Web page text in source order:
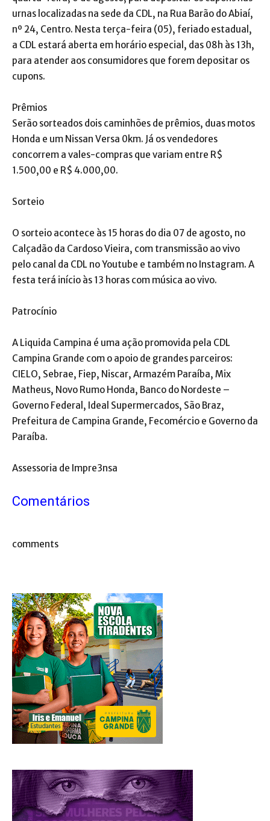
urnas localizadas na sede da CDL, na Rua Barão do Abiaí,
nº 24, Centro. Nesta terça-feira (05), feriado estadual,
a CDL estará aberta em horário especial, das 08h às 13h,
para atender aos consumidores que forem depositar os
cupons.
Prêmios
Serão sorteados dois caminhões de prêmios, duas motos
Honda e um Nissan Versa 0km. Já os vendedores
concorrem a vales-compras que variam entre R$
1.500,00 e R$ 4.000,00.
Sorteio
O sorteio acontece às 15 horas do dia 07 de agosto, no
Calçadão da Cardoso Vieira, com transmissão ao vivo
pelo canal da CDL no Youtube e também no Instagram. A
festa terá início às 13 horas com música ao vivo.
Patrocínio
A Liquida Campina é uma ação promovida pela CDL
Campina Grande com o apoio de grandes parceiros:
CIELO, Sebrae, Fiep, Niscar, Armazém Paraíba, Mix
Matheus, Novo Rumo Honda, Banco do Nordeste –
Governo Federal, Ideal Supermercados, São Braz,
Prefeitura de Campina Grande, Fecomércio e Governo da
Paraíba.
Assessoria de Impre3nsa
Comentários
comments